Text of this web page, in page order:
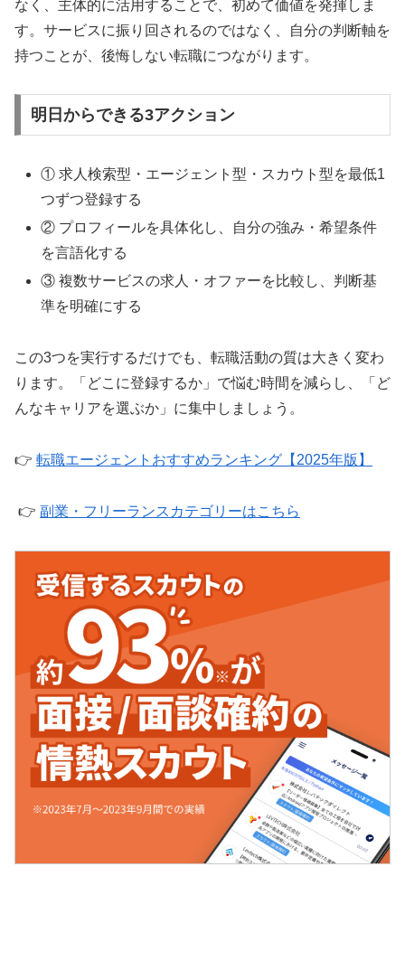
なく、主体的に活用することで、初めて価値を発揮しま
す。サービスに振り回されるのではなく、自分の判断軸を
持つことが、後悔しない転職につながります。
明日からできる3アクション
① 求人検索型・エージェント型・スカウト型を最低1
つずつ登録する
② プロフィールを具体化し、自分の強み・希望条件
を言語化する
③ 複数サービスの求人・オファーを比較し、判断基
準を明確にする
この3つを実行するだけでも、転職活動の質は大きく変わ
ります。「どこに登録するか」で悩む時間を減らし、「ど
んなキャリアを選ぶか」に集中しましょう。
👉 転職エージェントおすすめランキング【2025年版】
👉 副業・フリーランスカテゴリーはこちら